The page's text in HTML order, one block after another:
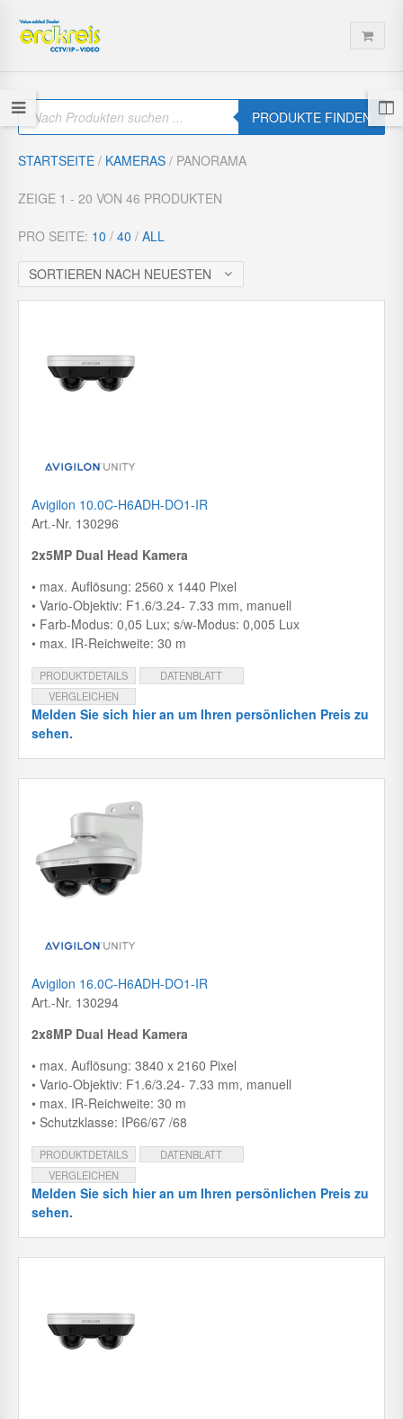
P
r
o
u
c
s
s
a
r
PRODUKTE FINDEN
STARTSEITE / KAMERAS / PANORAMA
ZEIGE 1 - 20 VON 46 PRODUKTEN
PRO SEITE: 10 / 40 / ALL
SORTIEREN NACH NEUESTEN
Avigilon 10.0C-H6ADH-DO1-IR
Art.-Nr. 130296
2x5MP Dual Head Kamera
• max. Auflösung: 2560 x 1440 Pixel
• Vario-Objektiv: F1.6/3.24- 7.33 mm, manuell
• Farb-Modus: 0,05 Lux; s/w-Modus: 0,005 Lux
• max. IR-Reichweite: 30 m
PRODUKTDETAILS
DATENBLATT
VERGLEICHEN
Melden Sie sich hier an um Ihren persönlichen Preis zu
sehen.
Avigilon 16.0C-H6ADH-DO1-IR
Art.-Nr. 130294
2x8MP Dual Head Kamera
• max. Auflösung: 3840 x 2160 Pixel
• Vario-Objektiv: F1.6/3.24- 7.33 mm, manuell
• max. IR-Reichweite: 30 m
• Schutzklasse: IP66/67 /68
PRODUKTDETAILS
DATENBLATT
VERGLEICHEN
Melden Sie sich hier an um Ihren persönlichen Preis zu
sehen.